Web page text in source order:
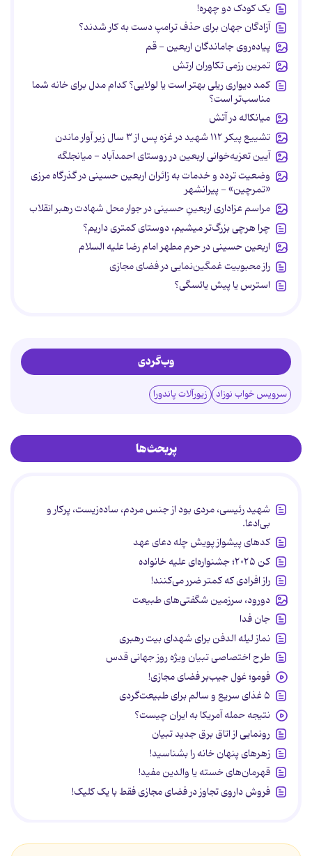
یک کودک دو چهره!
آزادگان جهان برای حذف ترامپ دست به کار شدند؟
پیاده‌روی جاماندگان اربعین - قم
تمرین رزمی تکاوران ارتش
کمد دیواری ریلی بهتر است یا لولایی؟ کدام مدل برای خانه شما
مناسب‌تر است؟
میانکاله در آتش
تشییع پیکر ۱۱۲ شهید در غزه پس از ۳ سال زیر آوار ماندن
آیین تعزیه‌خوانی اربعین در روستای احمدآباد - میانجلگه
وضعیت تردد و خدمات به زائران اربعین حسینی در گذرگاه مرزی
«تمرچین» - پیرانشهر
مراسم عزاداری اربعینِ حسینی در جوار محل شهادت رهبر انقلاب
چرا هرچی بزرگ‌تر میشیم، دوستای کمتری داریم؟
اربعین حسینی در حرم مطهر امام رضا علیه السلام
راز محبوبیت غمگین‌نمایی در فضای مجازی
استرس یا پیش یائسگی؟
وب‌گردی
سرویس خواب نوزاد زیورآلات پاندورا
پربحث‌ها
شهید رئیسی، مردی بود از جنس مردم، ساده‌زیست، پرکار و
بی‌ادعا.
کدهای پیشواز پویش چله دعای عهد
کن ۲۰۲۵؛ جشنواره‌ای علیه خانواده
راز افرادی که کمتر ضرر می‌کنند!
دورود، سرزمین شگفتی‌های طبیعت
جان فدا
نماز لیله الدفن برای شهدای بیت رهبری
طرح اختصاصی تبیان ویژه روز جهانی قدس
فومو؛ غول جیب‌بر فضای مجازی!
۵ غذای سریع و سالم برای طبیعت‌گردی
نتیجه حمله آمریکا به ایران چیست؟
رونمایی از اتاق برق جدید تبیان
زهرهای پنهان خانه را بشناسید!
قهرمان‌های خسته یا والدین مفید!
فروش داروی تجاوز در فضای مجازی فقط با یک کلیک!